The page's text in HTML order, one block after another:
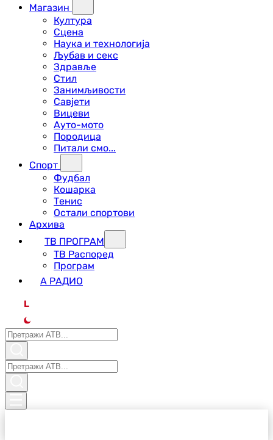
Магазин
Култура
Сцена
Наука и технологија
Љубав и секс
Здравље
Стил
Занимљивости
Савјети
Вицеви
Ауто-мото
Породица
Питали смо...
Спорт
Фудбал
Кошарка
Тенис
Остали спортови
Архива
ТВ ПРОГРАМ
ТВ Распоред
Програм
А РАДИО
L